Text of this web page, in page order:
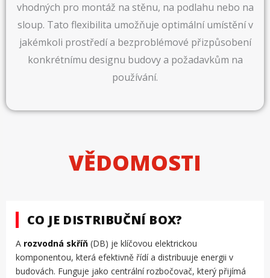
vhodných pro montáž na stěnu, na podlahu nebo na
sloup. Tato flexibilita umožňuje optimální umístění v
jakémkoli prostředí a bezproblémové přizpůsobení
konkrétnímu designu budovy a požadavkům na
používání.
VĚDOMOSTI
CO JE DISTRIBUČNÍ BOX?
A rozvodná skříň (DB) je klíčovou elektrickou
komponentou, která efektivně řídí a distribuuje energii v
budovách. Funguje jako centrální rozbočovač, který přijímá